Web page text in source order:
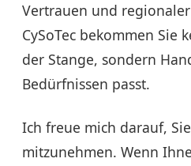
Vertrauen und
CySoTec bekommen Sie
der Stange, sondern
Bedürfnissen passt.
Ich freue mich darauf,
mitzunehmen. Wenn